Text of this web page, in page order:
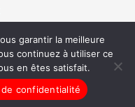
garantir la meilleure
continuez à utiliser ce
en êtes satisfait.
confidentialité